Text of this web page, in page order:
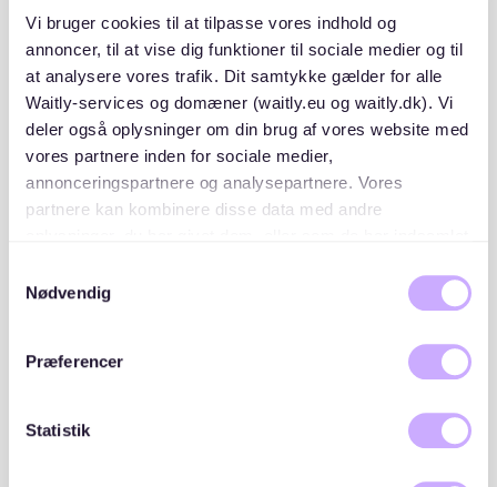
Vi bruger cookies til at tilpasse vores indhold og
annoncer, til at vise dig funktioner til sociale medier og til
at analysere vores trafik. Dit samtykke gælder for alle
Waitly-services og domæner (waitly.eu og waitly.dk). Vi
deler også oplysninger om din brug af vores website med
vores partnere inden for sociale medier,
annonceringspartnere og analysepartnere. Vores
partnere kan kombinere disse data med andre
cookies, hvis du fortsætter med at anvende vores
Nødvendig
Præferencer
Statistik
Beskrivelse